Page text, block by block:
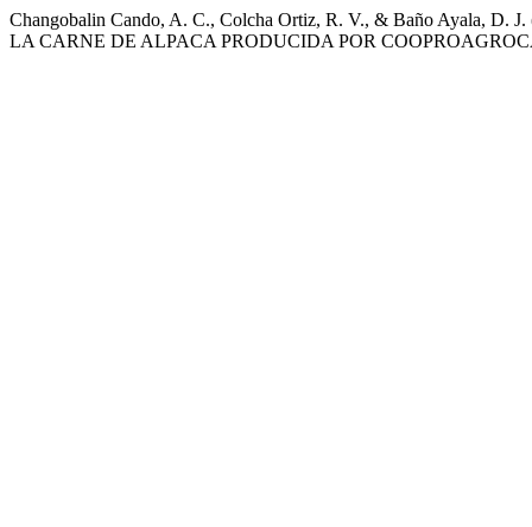
Changobalin Cando, A. C., Colcha Ortiz, R. V., & Baño Ayala,
LA CARNE DE ALPACA PRODUCIDA POR